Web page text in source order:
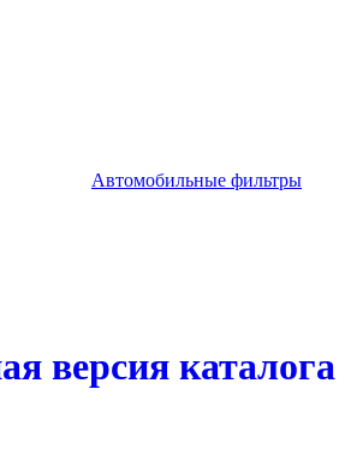
Автомобильные фильтры
версия каталога